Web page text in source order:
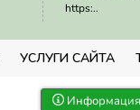
https:..
УСЛУГИ САЙТА